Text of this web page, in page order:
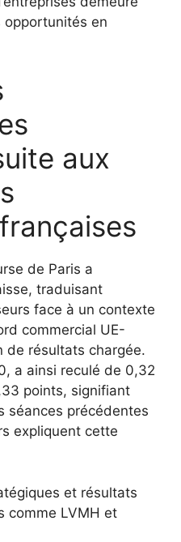
opportunités en
aux
de Paris a
traduisant
face à un contexte
commercial UE-
de résultats chargée.
a ainsi reculé de 0,32
points, signifiant
séances précédentes
expliquent cette
et résultats
comme LVMH et